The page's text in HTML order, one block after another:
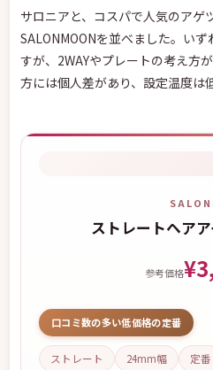
サロニアと、コスパで人気のアゲ
SALONMOONを並べました。い
すが、2WAYやプレートの考え方
方には個人差があり、設定温度は
ストレートヘア
参考価格
口コミ数の多い低価格の定番
ストレート 24mm幅 定番